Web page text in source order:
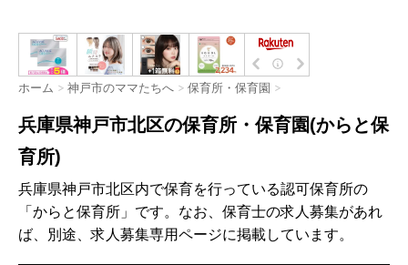
ホーム > 神戸市のママたちへ > 保育所・保育園 >
兵庫県神戸市北区の保育所・保育園(からと保
育所)
兵庫県神戸市北区内で保育を行っている認可保育所の
「からと保育所」です。なお、保育士の求人募集があれ
ば、別途、求人募集専用ページに掲載しています。